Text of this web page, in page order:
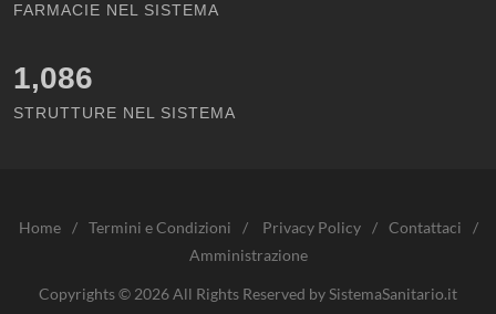
FARMACIE NEL SISTEMA
1,086
STRUTTURE NEL SISTEMA
Home / Termini e Condizioni / Privacy Policy / Contattaci
/
Amministrazione
Copyrights © 2026 All Rights Reserved by SistemaSanitario.it